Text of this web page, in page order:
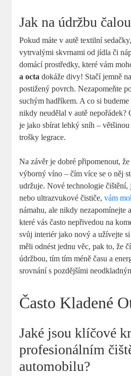
Jak na údržbu
Pokud máte v autě textilní
vytrvalými skvrnami od jídla či
domácí prostředky, které vám
a octa dokáže divy! Stačí jemně
postižený povrch. Nezapomeňte
suchým hadříkem. A co si
nikdy neudělal v autě nepořádek?
je jako sbírat lehký sníh – většinou
trošky legrace.
Na závěr je dobré připomenout,
výborný víno – čím více se o něj
udržuje. Nové technologie čištění,
nebo ultrazvukové čističe,vám
námahu, ale nikdy nezapomínejte
které vás často nepřivedou na
svůj interiér jako nový a užívejte
měli odnést jednu věc, pak to, že
údržbou, tím tím méně času a
srovnání s pozdějšími
Často Kladené
Jaké jsou klíčové
profesionálním
automobilu?